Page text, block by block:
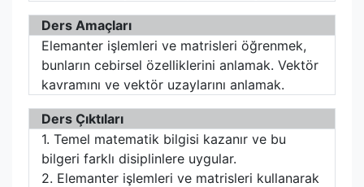
Ders Amaçları
Elemanter işlemleri ve matrisleri öğrenmek,
bunların cebirsel özelliklerini anlamak. Vektör
kavramını ve vektör uzaylarını anlamak.
Ders Çıktıları
1. Temel matematik bilgisi kazanır ve bu
bilgeri farklı disiplinlere uygular.
2. Elemanter işlemleri ve matrisleri kullanarak